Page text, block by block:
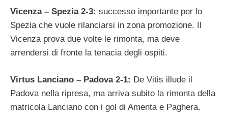
Vicenza – Spezia 2-3: successo importante per lo
Spezia che vuole rilanciarsi in zona promozione. Il
Vicenza prova due volte le rimonta, ma deve
arrendersi di fronte la tenacia degli ospiti.
Virtus Lanciano – Padova 2-1: De Vitis illude il
Padova nella ripresa, ma arriva subito la rimonta della
matricola Lanciano con i gol di Amenta e Paghera.